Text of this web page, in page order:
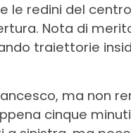
le redini del
Nota di
traiettorie
ma non
cinque